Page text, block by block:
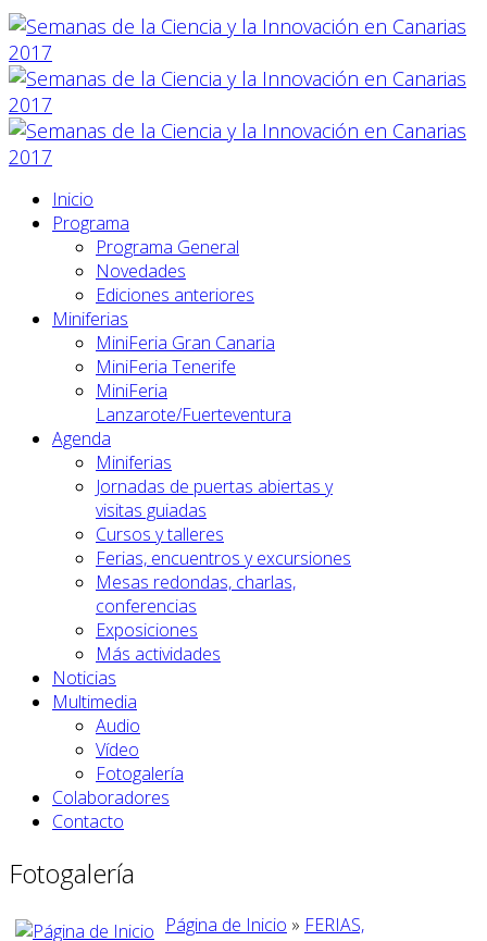
Inicio
Programa
Programa General
Novedades
Ediciones anteriores
Miniferias
MiniFeria Gran Canaria
MiniFeria Tenerife
MiniFeria
Lanzarote/Fuerteventura
Agenda
Miniferias
Jornadas de puertas abiertas y
visitas guiadas
Cursos y talleres
Ferias, encuentros y excursiones
Mesas redondas, charlas,
conferencias
Exposiciones
Más actividades
Noticias
Multimedia
Audio
Vídeo
Fotogalería
Colaboradores
Contacto
Fotogalería
Página de Inicio » FERIAS,